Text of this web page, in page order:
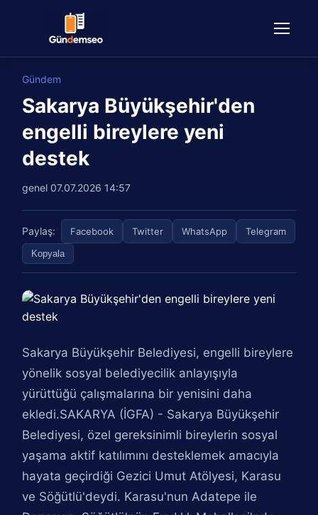
Gündem
Sakarya Büyükşehir'den
engelli bireylere yeni
destek
genel 07.07.2026 14:57
Paylaş: Facebook Twitter WhatsApp Telegram
Kopyala
Sakarya Büyükşehir Belediyesi, engelli bireylere
yönelik sosyal belediyecilik anlayışıyla
yürüttüğü çalışmalarına bir yenisini daha
ekledi.SAKARYA (İGFA) - Sakarya Büyükşehir
Belediyesi, özel gereksinimli bireylerin sosyal
yaşama aktif katılımını desteklemek amacıyla
hayata geçirdiği Gezici Umut Atölyesi, Karasu
ve Söğütlü'deydi. Karasu'nun Adatepe ile